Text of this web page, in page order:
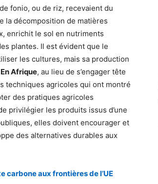
fonio, ou de riz, recevaient du
la décomposition de matières
enrichit le sol en nutriments
plantes. Il est évident que le
les cultures, mais sa production
En Afrique, au lieu de s’engager tête
techniques agricoles qui ont montré
des pratiques agricoles
privilégier les produits issus d’une
elles doivent encourager et
des alternatives durables aux
carbone aux frontières de l’UE